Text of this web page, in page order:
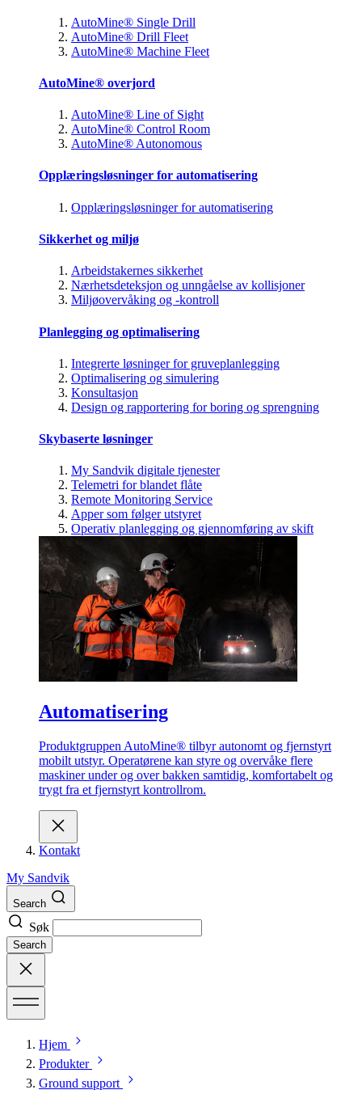
AutoMine® Single Drill
AutoMine® Drill Fleet
AutoMine® Machine Fleet
AutoMine® overjord
AutoMine® Line of Sight
AutoMine® Control Room
AutoMine® Autonomous
Opplæringsløsninger for automatisering
Opplæringsløsninger for automatisering
Sikkerhet og miljø
Arbeidstakernes sikkerhet
Nærhetsdeteksjon og unngåelse av kollisjoner
Miljøovervåking og -kontroll
Planlegging og optimalisering
Integrerte løsninger for gruveplanlegging
Optimalisering og simulering
Konsultasjon
Design og rapportering for boring og sprengning
Skybaserte løsninger
My Sandvik digitale tjenester
Telemetri for blandet flåte
Remote Monitoring Service
Apper som følger utstyret
Operativ planlegging og gjennomføring av skift
Automatisering
Produktgruppen AutoMine® tilbyr autonomt og fjernstyrt
mobilt utstyr. Operatørene kan styre og overvåke flere
maskiner under og over bakken samtidig, komfortabelt og
trygt fra et fjernstyrt kontrollrom.
Kontakt
My Sandvik
Search
Søk
Search
Hjem
Produkter
Ground support